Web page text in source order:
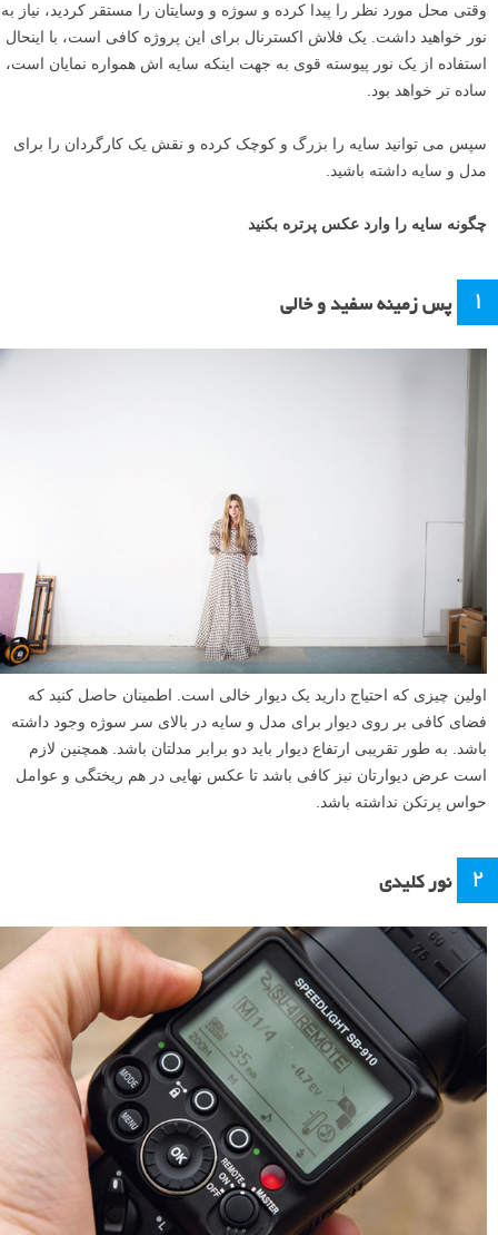
وقتی محل مورد نظر را پیدا کرده و سوژه و وسایتان را مستقر کردید، نیاز به
نور خواهید داشت. یک فلاش اکسترنال برای این پروژه کافی است، با اینحال
استفاده از یک نور پیوسته قوی به جهت اینکه سایه اش همواره نمایان است،
ساده تر خواهد بود.
سپس می توانید سایه را بزرگ و کوچک کرده و نقش یک کارگردان را برای
مدل و سایه داشته باشید.
چگونه سایه را وارد عکس پرتره بکنید
۱ پس زمینه سفید و خالی
اولین چیزی که احتیاج دارید یک دیوار خالی است. اطمینان حاصل کنید که
فضای کافی بر روی دیوار برای مدل و سایه در بالای سر سوژه وجود داشته
باشد. به طور تقریبی ارتفاع دیوار باید دو برابر مدلتان باشد. همچنین لازم
است عرض دیوارتان نیز کافی باشد تا عکس نهایی در هم ریختگی و عوامل
حواس پرتکن نداشته باشد.
۲ نور کلیدی